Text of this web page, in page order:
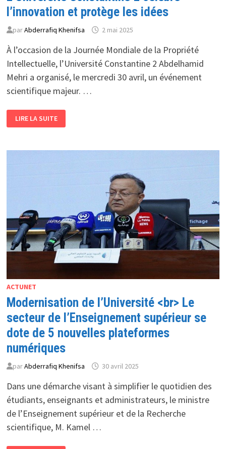
l’innovation et protège les idées
parAbderrafiq Khenifsa 2 mai 2025
À l’occasion de la Journée Mondiale de la Propriété
Intellectuelle, l’Université Constantine 2 Abdelhamid
Mehri a organisé, le mercredi 30 avril, un événement
scientifique majeur. …
CONSTRUIRE
L’AVENIR
NUMÉRIQUE
CONSTANTINE
LIRE LA SUITE
ACTUNET
Modernisation de l’Université <br> Le
secteur de l’Enseignement supérieur se
dote de 5 nouvelles plateformes
numériques
parAbderrafiq Khenifsa 30 avril 2025
Dans une démarche visant à simplifier le quotidien des
étudiants, enseignants et administrateurs, le ministre
de l’Enseignement supérieur et de la Recherche
scientifique, M. Kamel …